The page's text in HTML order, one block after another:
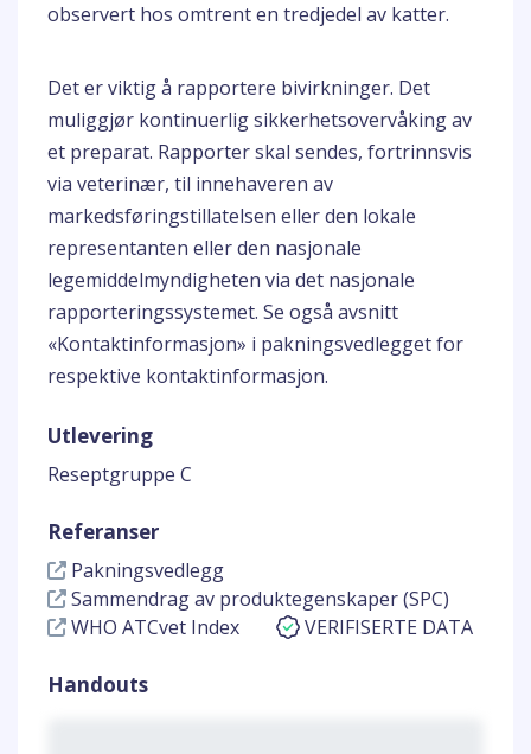
observert hos omtrent en tredjedel av katter.
Det er viktig å rapportere bivirkninger. Det
muliggjør kontinuerlig sikkerhetsovervåking av
et preparat. Rapporter skal sendes, fortrinnsvis
via veterinær, til innehaveren av
markedsføringstillatelsen eller den lokale
representanten eller den nasjonale
legemiddelmyndigheten via det nasjonale
rapporteringssystemet. Se også avsnitt
«Kontaktinformasjon» i pakningsvedlegget for
respektive kontaktinformasjon.
Utlevering
Reseptgruppe C
Referanser
Pakningsvedlegg
Sammendrag av produktegenskaper (SPC)
WHO ATCvet Index
VERIFISERTE DATA
Handouts